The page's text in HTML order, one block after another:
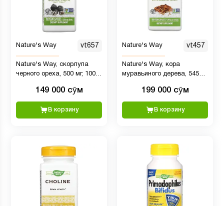
Nature's Way vt657
Nature's Way, скорлупа
черного ореха, 500 мг, 100
149 000 сӯм
В корзину
Nature's Way vt457
Nature's Way, кора
муравьиного дерева, 545
199 000 сӯм
В корзину